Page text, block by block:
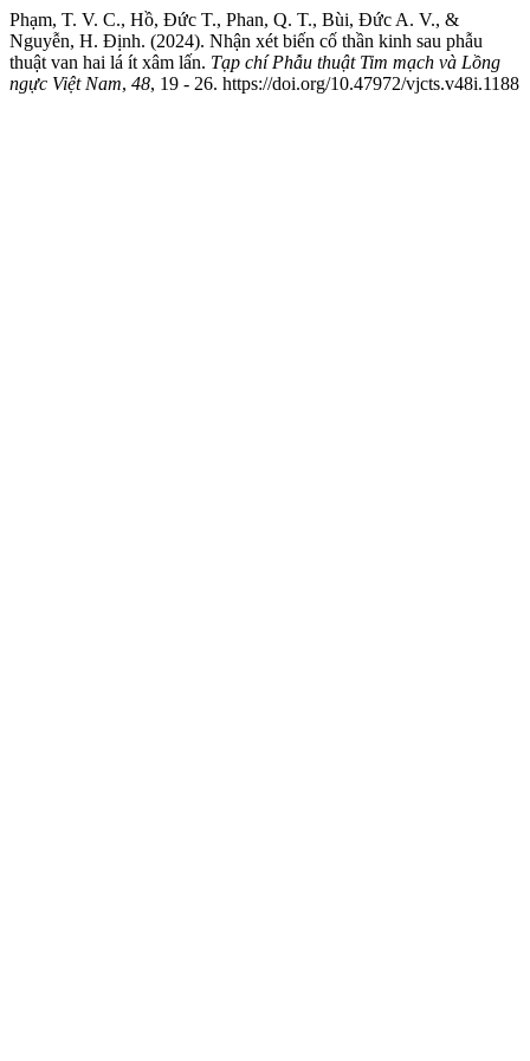
Phạm, T. V. C., Hồ, Đức T., Phan, Q. T., Bùi, Đức A. V., &
Nguyễn, H. Định. (2024). Nhận xét biến cố thần kinh sau phẫu
thuật van hai lá ít xâm lấn. Tạp chí Phẫu thuật Tim mạch và Lồng
ngực Việt Nam, 48, 19 - 26. https://doi.org/10.47972/vjcts.v48i.1188